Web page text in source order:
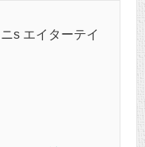
s エイターテイ